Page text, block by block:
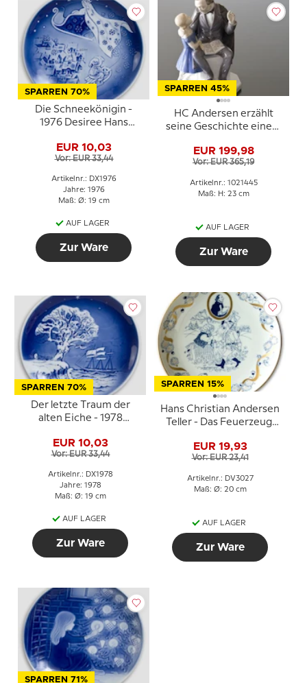
SPARREN 70%
Die Schneekönigin -
1976 Desiree Hans
Weihnachtsteller
EUR 10,03
Vor: EUR 33,44
Artikelnr.: DX1976
Jahre: 1976
Maß: Ø: 19 cm
AUF LAGER
Zur Ware
SPARREN 45%
HC Andersen erzählt
seine Geschichte einem
Gröndahl Figur Nr. 2037
oder 445
EUR 199,98
Vor: EUR 365,19
Artikelnr.: 1021445
Maß: H: 23 cm
AUF LAGER
Zur Ware
SPARREN 70%
Der letzte Traum der
alten Eiche - 1978
Andersen
Weihnachtsteller
EUR 10,03
Vor: EUR 33,44
Artikelnr.: DX1978
Jahre: 1978
Maß: Ø: 19 cm
AUF LAGER
Zur Ware
SPARREN 15%
Hans Christian Andersen
Teller - Das Feuerzeug,
EUR 19,93
Vor: EUR 23,41
Artikelnr.: DV3027
Maß: Ø: 20 cm
AUF LAGER
Zur Ware
SPARREN 71%